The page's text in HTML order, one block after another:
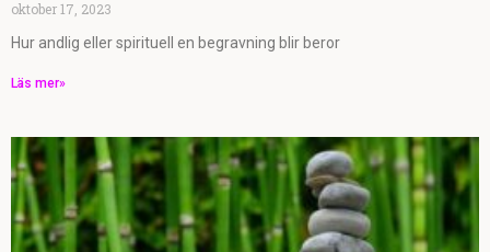
oktober 17, 2023
Hur andlig eller spirituell en begravning blir beror
Läs mer»